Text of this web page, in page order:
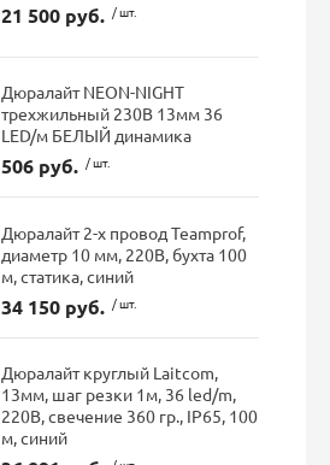
21 500 руб. / шт.
Дюралайт NEON-NIGHT
трехжильный 230В 13мм 36
LED/м БЕЛЫЙ динамика
506 руб. / шт.
Дюралайт 2-х провод Teamprof,
диаметр 10 мм, 220В, бухта 100
м, статика, синий
34 150 руб. / шт.
Дюралайт круглый Laitcom,
13мм, шаг резки 1м, 36 led/m,
220В, свечение 360 гр., IP65, 100
м, синий